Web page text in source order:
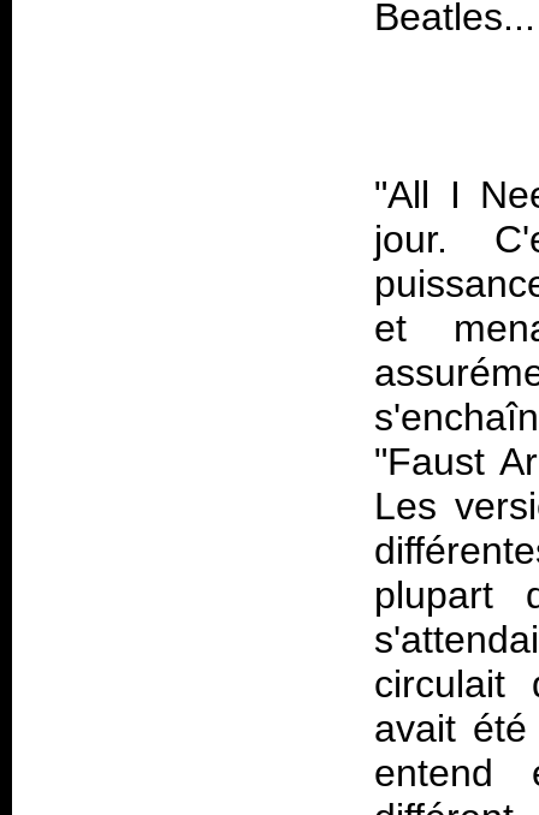
"All I
jour.
et
"Faust
Les
plupart
circulait
avait
entend